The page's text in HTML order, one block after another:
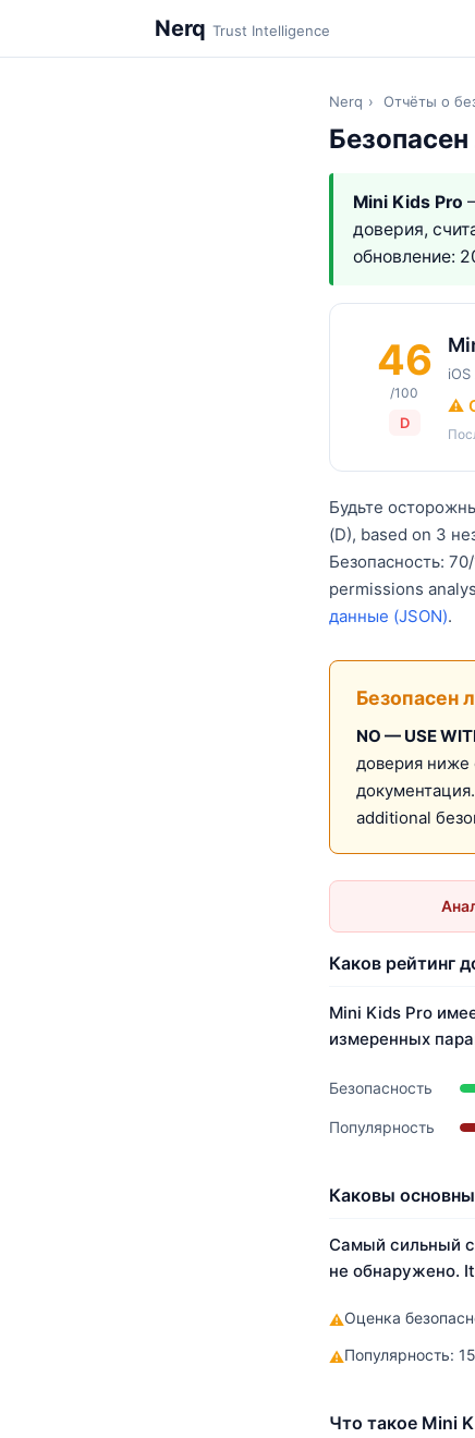
Nerq Trust Intelligence
Nerq › Отчёты о
Mini Kids Pro
доверия,
обновление:
46
/100
D
⚠️
Будьте
(D), based on 3
Безопасность:
permissions
данные (JSON).
Безопасен
NO — USE
доверия ниже
additional
Каков рейтинг
Mini Kids Pro
измеренных
Безопасность
Популярность
Каковы
Самый сильный
не обнаружено.
⚠Оценка
⚠Популярность:
Что такое Mini